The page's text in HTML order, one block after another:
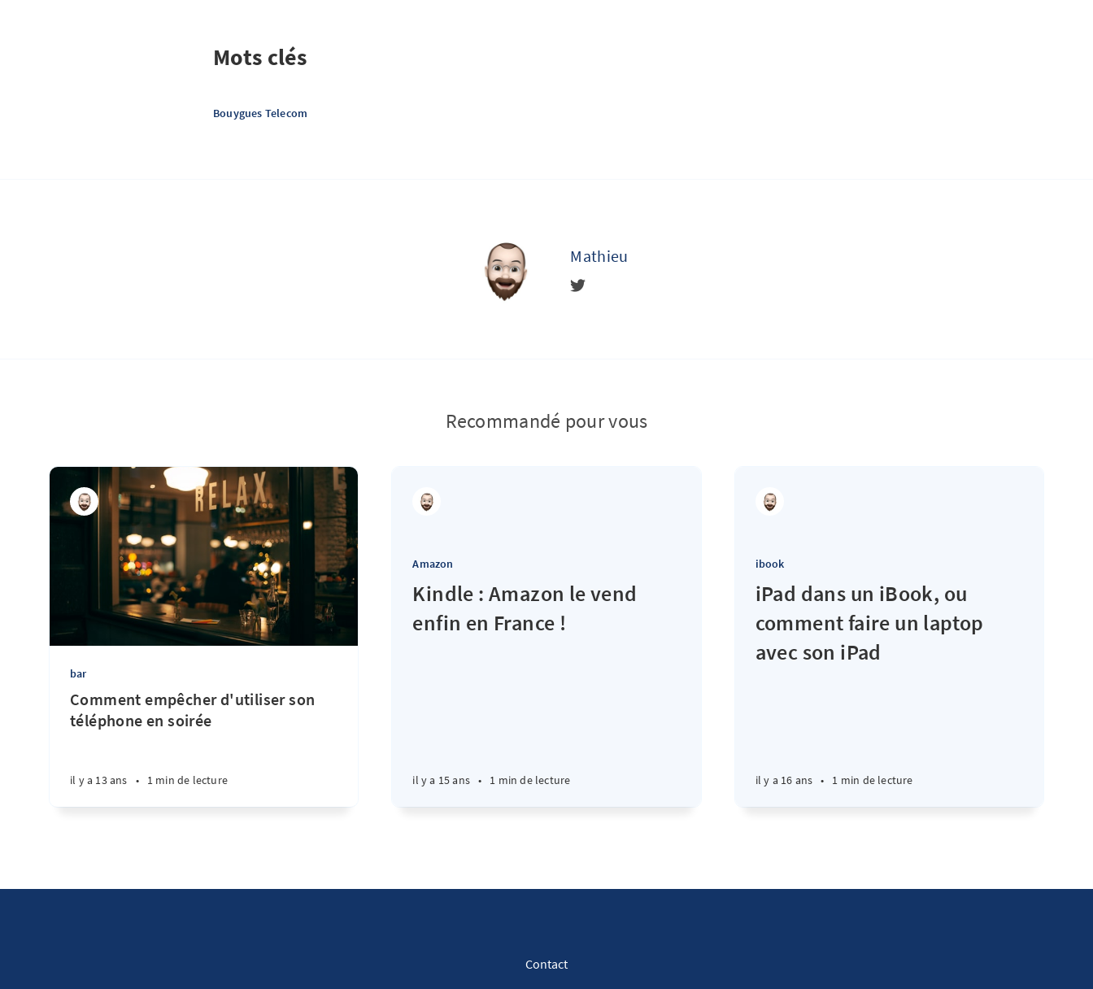
Mots clés
Bouygues Telecom
Mathieu
Recommandé pour vous
bar
Comment empêcher d'utiliser son
téléphone en soirée
il y a 13 ans • 1 min de lecture
Amazon
Kindle : Amazon le vend
enfin en France !
il y a 15 ans • 1 min de lecture
ibook
iPad dans un iBook, ou
comment faire un laptop
avec son iPad
il y a 16 ans • 1 min de lecture
Contact